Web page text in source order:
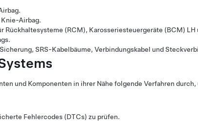
Airbag.
Rückhaltesysteme (RCM), Karosseriesteuergeräte (BCM) LH
SRS-Kabelbäume, Verbindungskabel und
und Komponenten in ihrer Nähe folgende Verfahren durch,
Fehlercodes (DTCs) zu prüfen.